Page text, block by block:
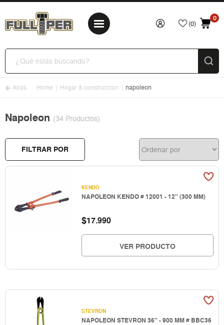
(0)
0
Atrás Home Hogar & construccion napoleon
Napoleon (34 Productos)
FILTRAR POR
KENDO
NAPOLEON KENDO # 12001 - 12" (300 MM)
$17.990
VER PRODUCTO
STEVRON
NAPOLEON STEVRON 36" - 900 MM # BBC36